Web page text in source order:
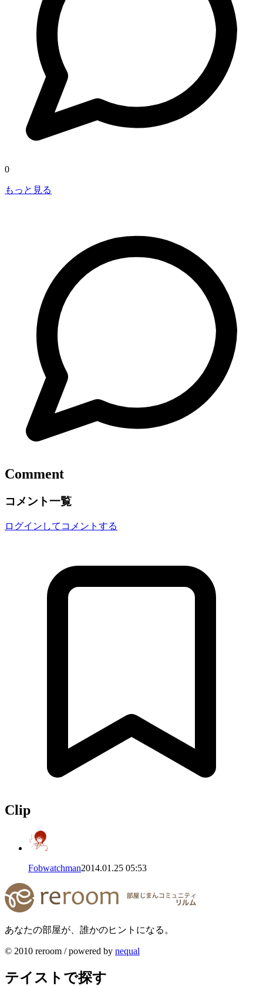
0
もっと見る
Comment
コメント一覧
ログインしてコメントする
Clip
Fobwatchman2014.01.25 05:53
あなたの部屋が、誰かのヒントになる。
© 2010 reroom / powered by nequal
テイストで探す